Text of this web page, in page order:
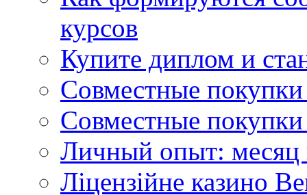
курсов
Купите диплом и
Совместные
Совместные покупки
Личный опыт: месяц
Ліцензійне казино